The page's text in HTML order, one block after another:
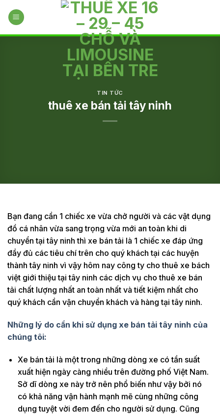
TIN TỨC
thuê xe bán tải tây ninh
Bạn đang cần 1 chiếc xe vừa chở người và các vật dụng
đồ cá nhân vừa sang trọng vừa mới an toàn khi di
chuyển tại tây ninh thì xe bán tải là 1 chiếc xe đáp ứng
đầy đủ các tiêu chí trên cho quý khách tại các huyện
thành tây ninh vì vậy hôm nay công ty cho thuê xe bách
việt giới thiệu tại tây ninh các dịch vụ cho thuê xe bán
tải chất lượng nhất an toàn nhất và tiết kiệm nhất cho
quý khách cần vận chuyển khách và hàng tại tây ninh.
Những lý do cần khi sử dụng xe bán tải tây ninh của
chúng tôi:
Xe bán tải là một trong những dòng xe có tần suất
xuất hiện ngày càng nhiều trên đường phố Việt Nam.
Sở dĩ dòng xe này trở nên phổ biến như vậy bởi nó
có khả năng vận hành mạnh mẽ cùng những công
dụng tuyệt vời đem đến cho người sử dụng. Cũng